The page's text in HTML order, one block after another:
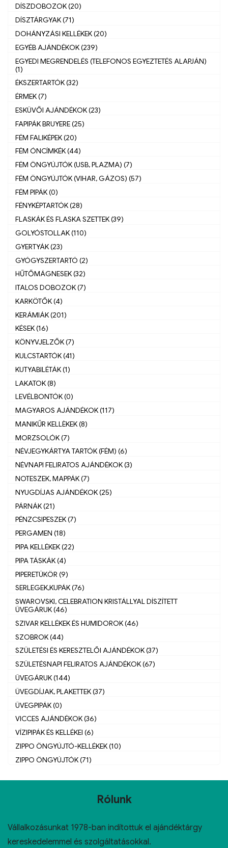
DÍSZDOBOZOK (20)
DÍSZTÁRGYAK (71)
DOHÁNYZÁSI KELLÉKEK (20)
EGYÉB AJÁNDÉKOK (239)
EGYEDI MEGRENDELÉS (TELEFONOS EGYEZTETÉS ALAPJÁN)
(1)
ÉKSZERTARTÓK (32)
ÉRMEK (7)
ESKÜVŐI AJÁNDÉKOK (23)
FAPIPÁK BRUYERE (25)
FÉM FALIKÉPEK (20)
FÉM ÓNCÍMKÉK (44)
FÉM ÖNGYÚJTÓK (USB, PLAZMA) (7)
FÉM ÖNGYÚJTÓK (VIHAR, GÁZOS) (57)
FÉM PIPÁK (0)
FÉNYKÉPTARTÓK (28)
FLASKÁK ÉS FLASKA SZETTEK (39)
GOLYÓSTOLLAK (110)
GYERTYÁK (23)
GYÓGYSZERTARTÓ (2)
HŰTŐMÁGNESEK (32)
ITALOS DOBOZOK (7)
KARKÖTŐK (4)
KERÁMIÁK (201)
KÉSEK (16)
KÖNYVJELZŐK (7)
KULCSTARTÓK (41)
KUTYABILÉTÁK (1)
LAKATOK (8)
LEVÉLBONTÓK (0)
MAGYAROS AJÁNDÉKOK (117)
MANIKŰR KELLÈKEK (8)
MORZSOLÓK (7)
NÉVJEGYKÁRTYA TARTÓK (FÉM) (6)
NÉVNAPI FELIRATOS AJÁNDÉKOK (3)
NOTESZEK, MAPPÁK (7)
NYUGDÍJAS AJÁNDÉKOK (25)
PÁRNÁK (21)
PÉNZCSIPESZEK (7)
PERGAMEN (18)
PIPA KELLÉKEK (22)
PIPA TÁSKÁK (4)
PIPERETÜKÖR (9)
SERLEGEK,KUPÁK (76)
SWAROVSKI, CELEBRATION KRISTÁLLYAL DÍSZÍTETT
ÜVEGÁRUK (46)
SZIVAR KELLÉKEK ÉS HUMIDOROK (46)
SZOBROK (44)
SZÜLETÉSI ÉS KERESZTELŐI AJÁNDÉKOK (37)
SZÜLETÉSNAPI FELIRATOS AJÁNDÉKOK (67)
ÜVEGÁRUK (144)
ÜVEGDÍJAK, PLAKETTEK (37)
ÜVEGPIPÁK (0)
VICCES AJÁNDÉKOK (36)
VÍZIPIPÁK ÉS KELLÉKEI (6)
ZIPPO ÖNGYÚJTÓ-KELLÉKEK (10)
ZIPPO ÖNGYÚJTÓK (71)
Rólunk
Vállalkozásunkat 1978-ban indítottuk el ajándéktárgy
kereskedelemmel és szolgáltatásokkal.